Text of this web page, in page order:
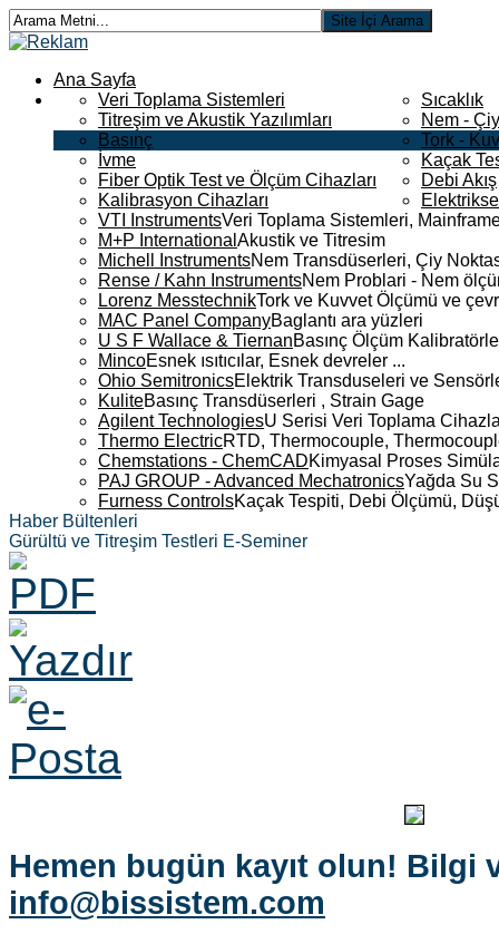
Ana Sayfa
Veri Toplama Sistemleri
Titreşim ve Akustik Yazılımları
Basınç
İvme
Fiber Optik Test ve Ölçüm Cihazları
Kalibrasyon Cihazları
Sıcaklık
Nem -
Tork -
Kaçak
Debi Akış
VTI InstrumentsVeri Toplama Sistemleri,
M+P International Akustik ve Titresim
Michell InstrumentsNem Transdüserleri, Çiy
Rense / Kahn InstrumentsNem Problari - Nem
Lorenz MesstechnikTork ve Kuvvet Ölçümü ve
MAC Panel CompanyBaglantı ara yüzleri
U S F Wallace & TiernanBasınç Ölçüm
MincoEsnek ısıtıcılar, Esnek devreler ...
Ohio SemitronicsElektrik Transduseleri ve
KuliteBasınç Transdüserleri , Strain Gage
Agilent TechnologiesU Serisi Veri Toplama
Thermo ElectricRTD, Thermocouple,
Chemstations - ChemCADKimyasal Proses
PAJ GROUP - Advanced MechatronicsYağda Su
Furness ControlsKaçak Tespiti, Debi Ölçümü,
Haber Bültenleri
Gürültü ve Titreşim Testleri E-Seminer
Hemen bugün kayıt olun! Bilgi
info@bissistem.com